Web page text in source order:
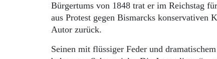
Bürgertums von 1848 trat er im Reichstag
aus Protest gegen Bismarcks konservativen
Autor zurück.
Seinen mit flüssiger Feder und